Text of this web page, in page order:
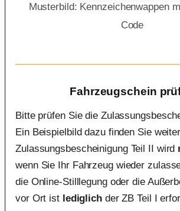
Musterbild: Kennzeichenwappen
Code
Fahrzeugschein
Bitte prüfen Sie die
Ein Beispielbild dazu finden Sie
Zulassungsbescheinigung Teil II wird
wenn Sie Ihr Fahrzeug wieder
die Online-Stilllegung oder die
vor Ort ist lediglichder ZB Teil I